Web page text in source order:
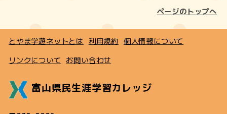
ページのトップへ
とやま学遊ネットとは 利用規約 個人情報について
リンクについて お問い合わせ
富山県民生涯学習カレッジ